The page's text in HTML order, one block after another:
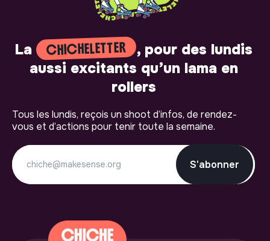
La CHICHELETTER
, pour des lundis
aussi excitants qu’un lama en
rollers
Tous les lundis, reçois un shoot d’infos, de rendez-
vous et d’actions pour tenir toute la semaine.
S'abonner